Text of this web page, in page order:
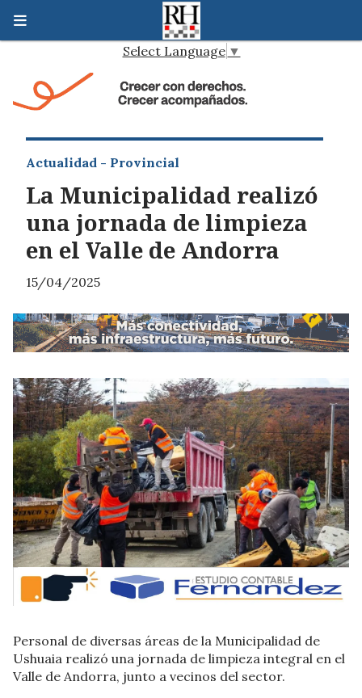
Select Language ▼
La Municipalidad realizó
una jornada de limpieza
en el Valle de Andorra
Actualidad - Provincial
15/04/2025
Personal de diversas áreas de la Municipalidad de
Ushuaia realizó una jornada de limpieza integral en el
Valle de Andorra, junto a vecinos del sector.